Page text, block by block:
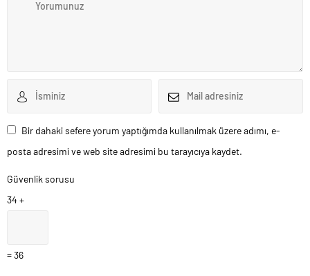
Bir dahaki sefere yorum yaptığımda kullanılmak üzere adımı, e-
posta adresimi ve web site adresimi bu tarayıcıya kaydet.
Güvenlik sorusu
34 +
= 36